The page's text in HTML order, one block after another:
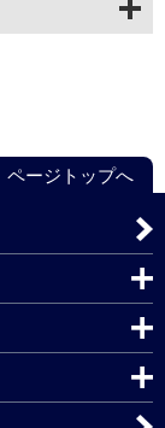
ページトップへ